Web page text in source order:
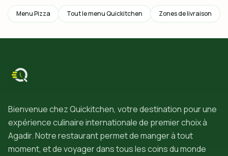
Menu Pizza Tout le menu Quickitchen Zones de livraison
Bienvenue chez Quickitchen, votre destination pour une
expérience culinaire internationale de premier choix à
Agadir. Notre restaurant permet de manger à tout
moment, et de voyager dans tous les coins du monde